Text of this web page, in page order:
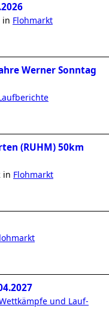
in Flohmarkt
Werner Sonntag
(RUHM) 50km
in Flohmarkt
und Lauf-